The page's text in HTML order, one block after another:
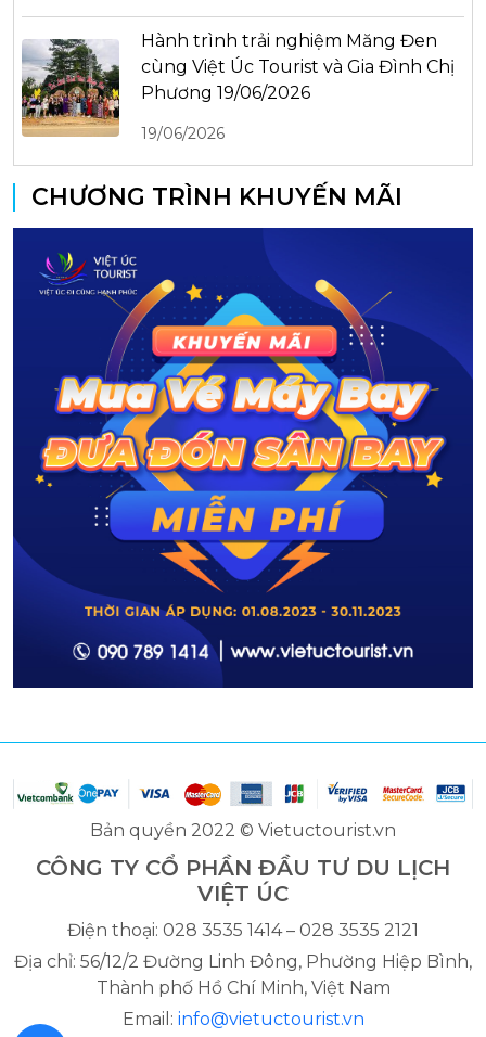
Hành trình trải nghiệm Măng Đen
cùng Việt Úc Tourist và Gia Đình Chị
Phương 19/06/2026
19/06/2026
CHƯƠNG TRÌNH KHUYẾN MÃI
Bản quyền 2022 © Vietuctourist.vn
CÔNG TY CỔ PHẦN ĐẦU TƯ DU LỊCH
VIỆT ÚC
Điện thoại: 028 3535 1414 – 028 3535 2121
Địa chỉ: 56/12/2 Đường Linh Đông, Phường Hiệp Bình,
Thành phố Hồ Chí Minh, Việt Nam
Email: info@vietuctourist.vn